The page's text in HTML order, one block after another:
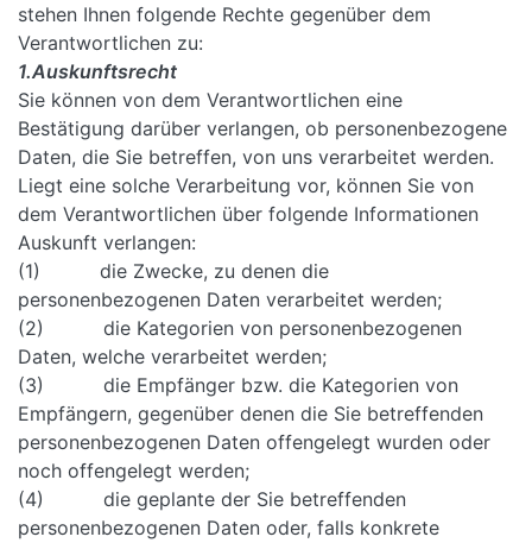
stehen Ihnen folgende Rechte gegenüber dem
Verantwortlichen zu:
1.Auskunftsrecht
Sie können von dem Verantwortlichen eine
Bestätigung darüber verlangen, ob personenbezogene
Daten, die Sie betreffen, von uns verarbeitet werden.
Liegt eine solche Verarbeitung vor, können Sie von
dem Verantwortlichen über folgende Informationen
Auskunft verlangen:
(1) die Zwecke, zu denen die
personenbezogenen Daten verarbeitet werden;
(2) die Kategorien von personenbezogenen
Daten, welche verarbeitet werden;
(3) die Empfänger bzw. die Kategorien von
Empfängern, gegenüber denen die Sie betreffenden
personenbezogenen Daten offengelegt wurden oder
noch offengelegt werden;
(4) die geplante der Sie betreffenden
personenbezogenen Daten oder, falls konkrete